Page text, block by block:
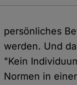
persönliches
werden. Und
"Kein
Normen in